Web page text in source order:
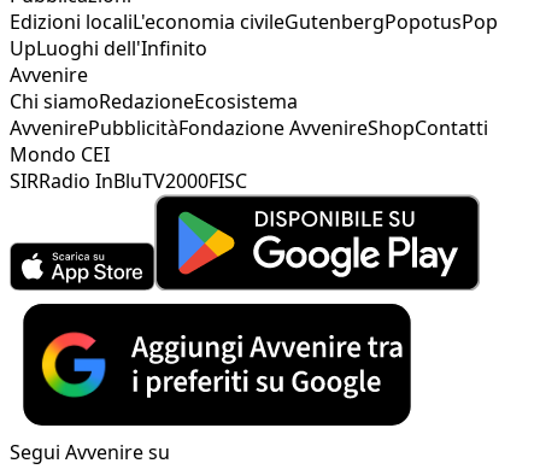
Edizioni localiL'economia civileGutenbergPopotusPop
UpLuoghi dell'Infinito
Avvenire
Chi siamoRedazioneEcosistema
AvvenirePubblicitàFondazione AvvenireShopContatti
Mondo CEI
SIRRadio InBluTV2000FISC
Segui Avvenire su